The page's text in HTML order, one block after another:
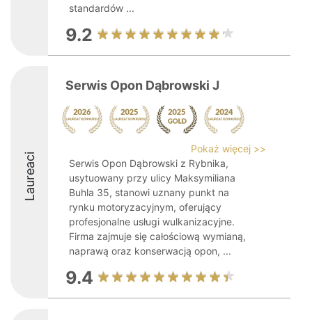
standardów ...
9.2
Laureaci
Serwis Opon Dąbrowski J
Pokaż więcej >>
Serwis Opon Dąbrowski z Rybnika,
usytuowany przy ulicy Maksymiliana
Buhla 35, stanowi uznany punkt na
rynku motoryzacyjnym, oferujący
profesjonalne usługi wulkanizacyjne.
Firma zajmuje się całościową wymianą,
naprawą oraz konserwacją opon, ...
9.4